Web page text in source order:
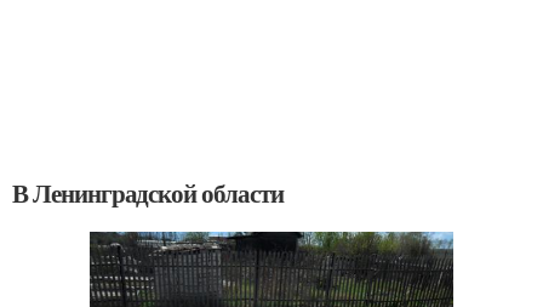
В Ленинградской области